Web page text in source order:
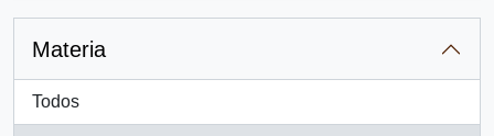
Materia
Todos